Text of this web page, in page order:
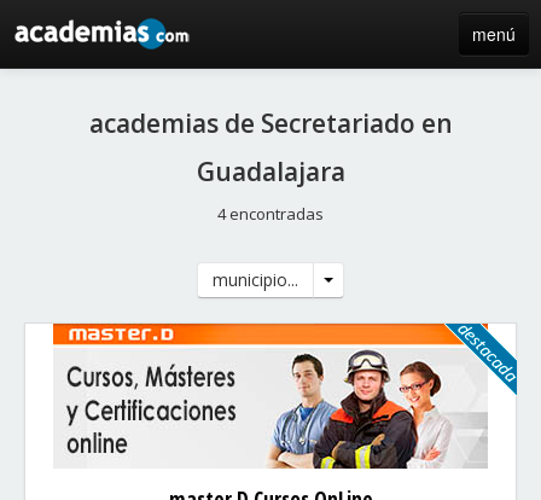
menú
academias de Secretariado en
Guadalajara
4 encontradas
municipio...